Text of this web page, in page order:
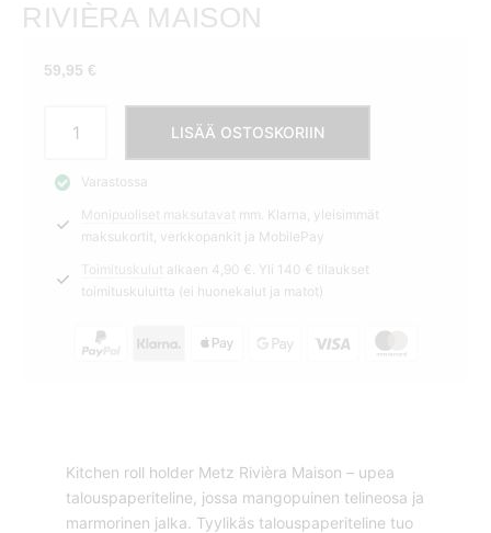
RIVIÈRA MAISON
59,95 €
Metz
Maison
määrä
LISÄÄ OSTOSKORIIN
Varastossa
Monipuoliset maksutavat
mm. Klarna, yleisimmät
maksukortit, verkkopankit ja MobilePay
Toimituskulut alkaen 4,90 €. Yli 140 € tilaukset
toimituskuluitta (ei huonekalut ja matot)
Kitchen roll holder Metz Rivièra Maison – upea
talouspaperiteline, jossa mangopuinen telineosa ja
marmorinen jalka. Tyylikäs talouspaperiteline tuo